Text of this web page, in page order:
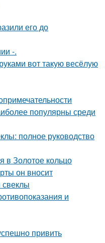
его до
-.
вот такую весёлую
популярны среди
полное руководство
в Золотое кольцо
он вносит
и
привить